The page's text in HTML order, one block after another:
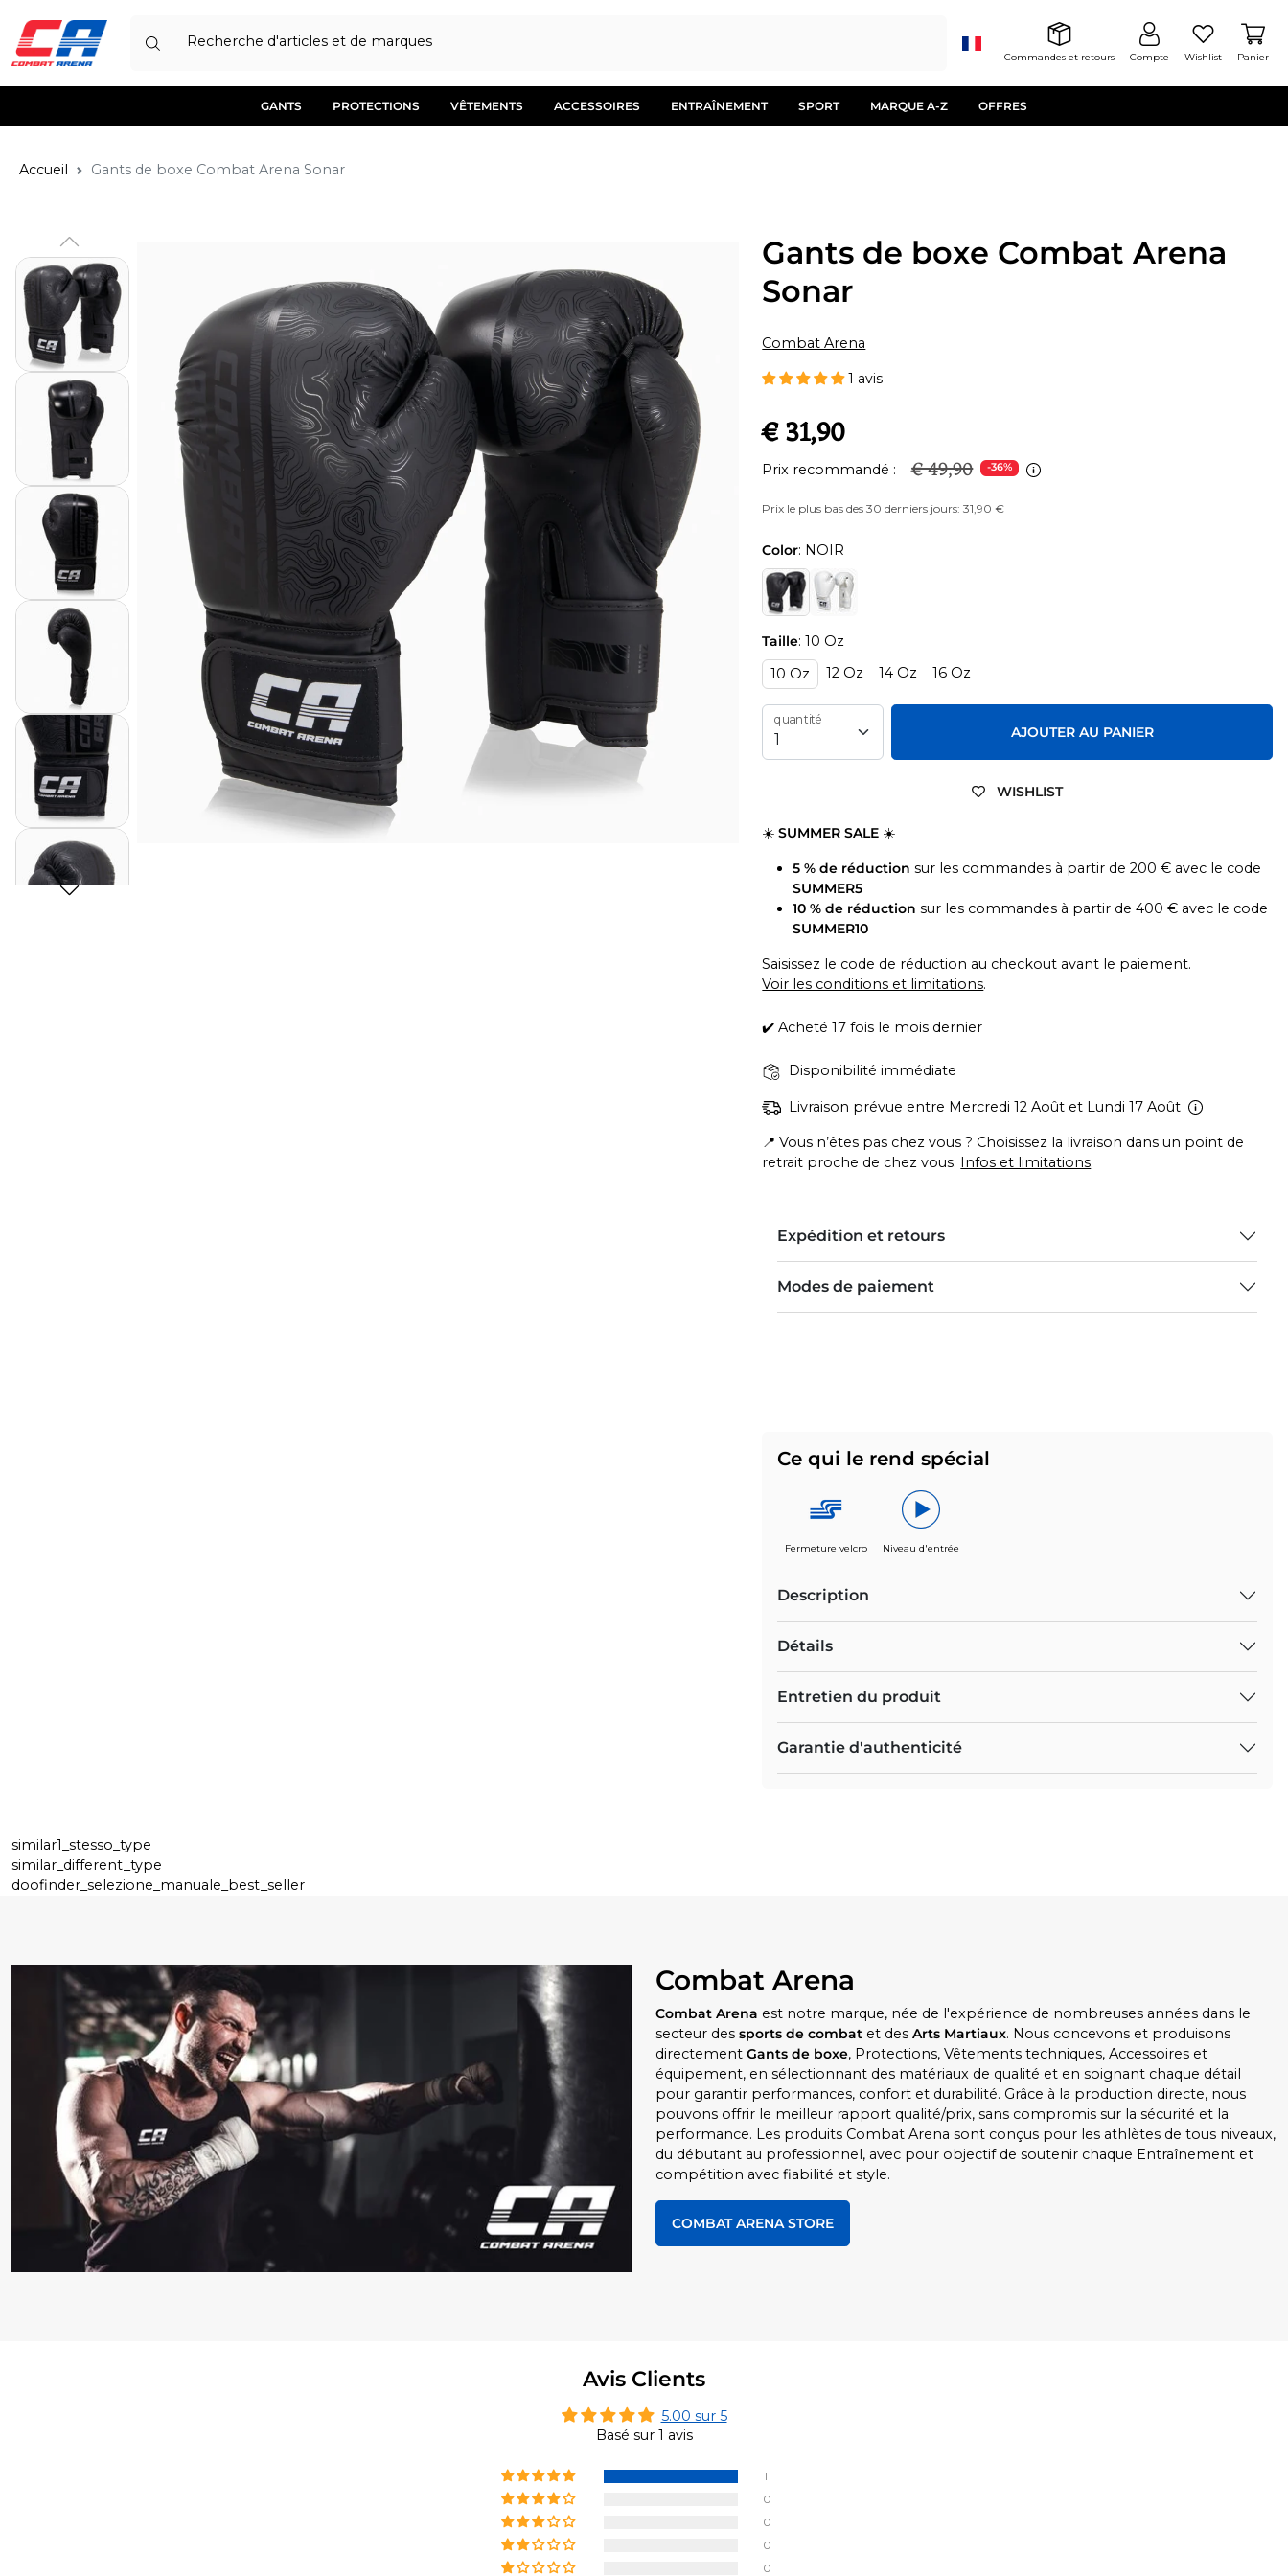
Recherche d'articles et de marques
Commandes et retours Compte Wishlist Panier
GANTS PROTECTIONS VÊTEMENTS ACCESSOIRES ENTRAÎNEMENT SPORT MARQUE A-Z OFFRES
Accueil Gants de boxe Combat Arena Sonar
Gants de boxe Combat Arena
Sonar
Combat Arena
1 avis
€ 31,90
Prix recommandé : € 49,90 -36%
Prix le plus bas des 30 derniers jours: 31,90 €
Color: NOIR
Taille: 10 Oz
10 Oz
12 Oz 14 Oz 16 Oz
quantité
AJOUTER AU PANIER
WISHLIST
☀️SUMMER SALE ☀️
5 % de réduction sur les commandes à partir de 200 € avec le code
SUMMER5
10 % de réduction sur les commandes à partir de 400 € avec le code
SUMMER10
Saisissez le code de réduction au checkout avant le paiement.
Voir les conditions et limitations.
✔️ Acheté 17 fois le mois dernier
Disponibilité immédiate
Livraison prévue entre Mercredi 12 Août et Lundi 17 Août
📍 Vous n’êtes pas chez vous ? Choisissez la livraison dans un point de
retrait proche de chez vous. Infos et limitations.
Expédition et retours
Modes de paiement
Ce qui le rend spécial
Fermeture velcro Niveau d'entrée
Description
Détails
Entretien du produit
Garantie d'authenticité
similar1_stesso_type
similar_different_type
doofinder_selezione_manuale_best_seller
Combat Arena
Combat Arena est notre marque, née de l'expérience de nombreuses années dans le
secteur des sports de combat et des Arts Martiaux. Nous concevons et produisons
directement Gants de boxe, Protections, Vêtements techniques, Accessoires et
équipement, en sélectionnant des matériaux de qualité et en soignant chaque détail
pour garantir performances, confort et durabilité. Grâce à la production directe, nous
pouvons offrir le meilleur rapport qualité/prix, sans compromis sur la sécurité et la
performance. Les produits Combat Arena sont conçus pour les athlètes de tous niveaux,
du débutant au professionnel, avec pour objectif de soutenir chaque Entraînement et
compétition avec fiabilité et style.
COMBAT ARENA STORE
Avis Clients
5.00 sur 5
Basé sur 1 avis
1
0
0
0
0